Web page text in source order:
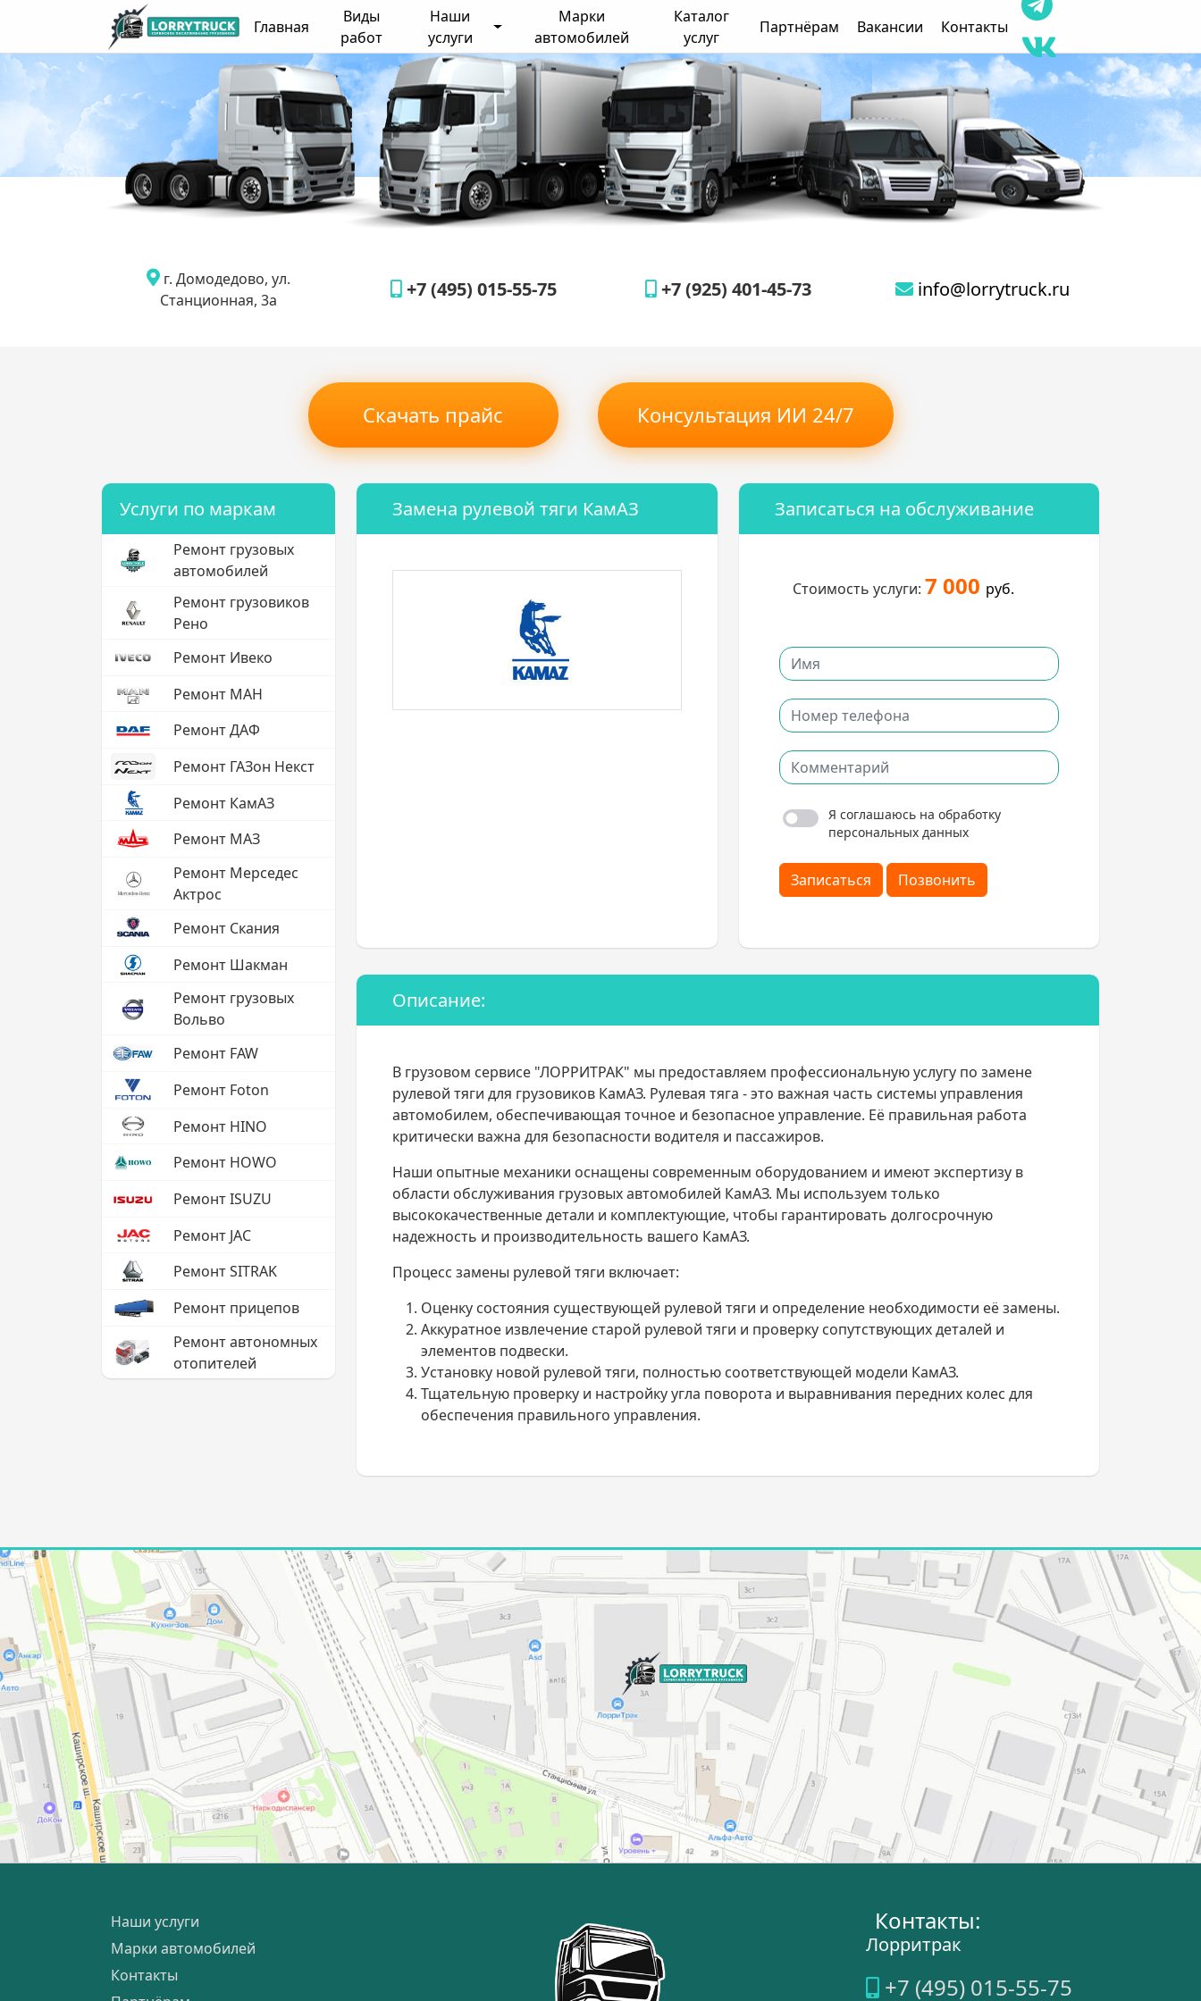
Главная
Виды
работ
Наши
услуги
Марки
автомобилей
Каталог
услуг
Партнёрам Вакансии Контакты
г. Домодедово, ул.
Станционная, 3а
+7 (495) 015-55-75 +7 (925) 401-45-73 info@lorrytruck.ru
Скачать прайс Консультация ИИ 24/7
Услуги по маркам
Ремонт грузовых
автомобилей
Ремонт грузовиков
Рено
Ремонт Ивеко
Ремонт МАН
Ремонт ДАФ
Ремонт ГАЗон Некст
Ремонт КамАЗ
Ремонт МАЗ
Ремонт Мерседес
Актрос
Ремонт Скания
Ремонт Шакман
Ремонт грузовых
Вольво
Ремонт FAW
Ремонт Foton
Ремонт HINO
Ремонт HOWO
Ремонт ISUZU
Ремонт JAC
Ремонт SITRAK
Ремонт прицепов
Ремонт автономных
отопителей
Замена рулевой тяги КамАЗ Записаться на обслуживание
Стоимость услуги: 7 000 руб.
Я соглашаюсь на обработку
персональных данных
Записаться Позвонить
Описание:
В грузовом сервисе "ЛОРРИТРАК" мы предоставляем профессиональную услугу по замене
рулевой тяги для грузовиков КамАЗ. Рулевая тяга - это важная часть системы управления
автомобилем, обеспечивающая точное и безопасное управление. Её правильная работа
критически важна для безопасности водителя и пассажиров.
Наши опытные механики оснащены современным оборудованием и имеют экспертизу в
области обслуживания грузовых автомобилей КамАЗ. Мы используем только
высококачественные детали и комплектующие, чтобы гарантировать долгосрочную
надежность и производительность вашего КамАЗ.
Процесс замены рулевой тяги включает:
Оценку состояния существующей рулевой тяги и определение необходимости её замены.
Аккуратное извлечение старой рулевой тяги и проверку сопутствующих деталей и
элементов подвески.
Установку новой рулевой тяги, полностью соответствующей модели КамАЗ.
Тщательную проверку и настройку угла поворота и выравнивания передних колес для
обеспечения правильного управления.
Наши услуги
Марки автомобилей
Контакты
Контакты:
Лорритрак
+7 (495) 015-55-75